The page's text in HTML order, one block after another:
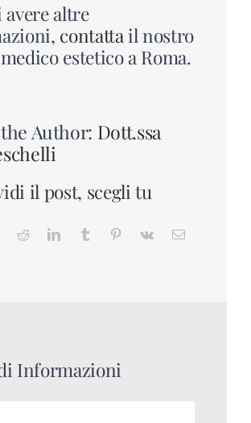
avere altre
contattail nostro
estetico a Roma.
Author: Dott.ssa
il post, scegli tu
Informazioni